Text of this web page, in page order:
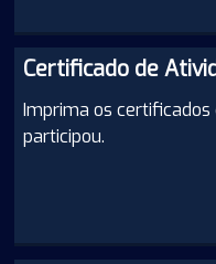
Certificado de
Imprima os certificados
participou.